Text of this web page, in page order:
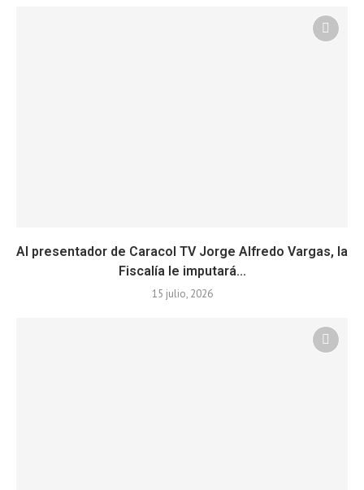
Al presentador de Caracol TV Jorge Alfredo Vargas, la
Fiscalía le imputará...
15 julio, 2026